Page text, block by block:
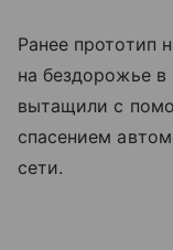
Ранее прототип
на бездорожье
вытащили с
спасением
сети.